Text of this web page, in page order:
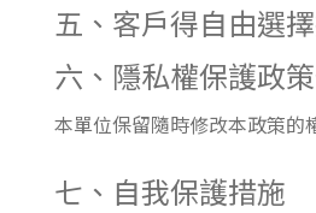
五、客戶得自由選
六、隱私權保護政
本單位保留隨時修改本政策的
七、自我保護措施